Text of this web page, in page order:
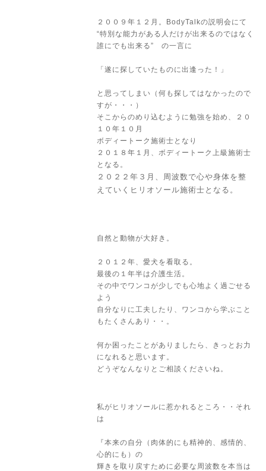
２００９年１２月。BodyTalkの説明会にて
“特別な能力がある人だけが出来るのではなく
誰にでも出来る” の一言に
「遂に探していたものに出逢った！」
と思ってしまい（何も探してはなかったので
すが・・・）
そこからのめり込むように勉強を始め、２０
１０年１０月
ボディートーク施術士となり
２０１８年１月、ボディートーク上級施術士
となる。
２０２２年３月、周波数で心や身体を整
えていくヒリオソール施術士となる。
自然と動物が大好き。
２０１２年、愛犬を看取る。
最後の１年半は介護生活。
その中でワンコが少しでも心地よく過ごせる
よう
自分なりに工夫したり、ワンコから学ぶこと
もたくさんあり・・。
何か困ったことがありましたら、きっとお力
になれると思います。
どうぞなんなりとご相談くださいね。
私がヒリオソールに惹かれるところ・・それ
は
『本来の自分（肉体的にも精神的、感情的、
心的にも）の
輝きを取り戻すために必要な周波数を本当は